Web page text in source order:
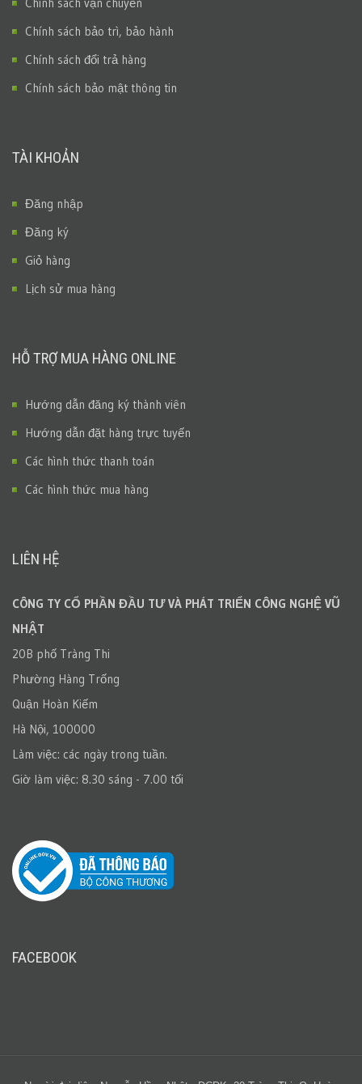
Chính sách bảo trì, bảo hành
Chính sách đổi trả hàng
Chính sách bảo mật thông tin
TÀI KHOẢN
Đăng nhập
Đăng ký
Giỏ hàng
Lịch sử mua hàng
HỖ TRỢ MUA HÀNG ONLINE
Hướng dẫn đăng ký thành viên
Hướng dẫn đặt hàng trực tuyến
Các hình thức thanh toán
Các hình thức mua hàng
LIÊN HỆ
CÔNG TY CỔ PHẦN ĐẦU TƯ VÀ PHÁT TRIỂN CÔNG NGHỆ VŨ
NHẬT
20B phố Tràng Thi
Phường Hàng Trống
Quận Hoàn Kiếm
Hà Nội, 100000
Làm việc: các ngày trong tuần.
Giờ làm việc: 8.30 sáng - 7.00 tối
FACEBOOK